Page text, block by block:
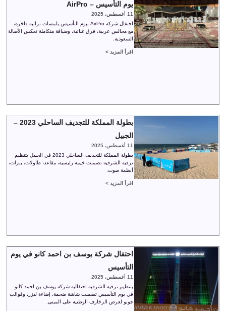
يوم التأسيس – AirPro
11 أغسطس، 2025
احتفال شركة AirPro بيوم التأسيس بلمسات تراثية فاخرة،
مع مجالس عربية، فرق غنائية، وضيافة متكاملة تعكس الأصالة
السعودية.
اقرأ المزيد >
بطولة المملكة للتجديف الساحلي 2023 –
الجبيل
11 أغسطس، 2025
بطولة المملكة للتجديف الساحلي 2023 في الجبيل بتنظيم
ترفية الشرقية تضمنت خيمة رئيسية، مقاعد، طاولات، بنرات،
أنظمة صوت.
اقرأ المزيد >
احتفال شركة يوسف بن احمد كانو في يوم
التأسيس
11 أغسطس، 2025
بتنظيم ترفية الشرقية احتفالية شركة يوسف بن احمد كانو
في يوم التأسيس تضمنت شاشة ضخمة، إضاءة ليزر، وقوالب
جوبو لعرض الزخارف الوطنية على المبنى.